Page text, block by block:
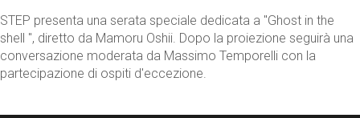
STEP presenta una serata speciale dedicata a "Ghost in the
shell ", diretto da Mamoru Oshii. Dopo la proiezione seguirà una
conversazione moderata da Massimo Temporelli con la
partecipazione di ospiti d'eccezione.